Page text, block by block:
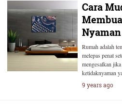
Cara
Nyaman
Rumah adalah
melepas penat
mengesalkan
ketidaknyaman
9 years ago